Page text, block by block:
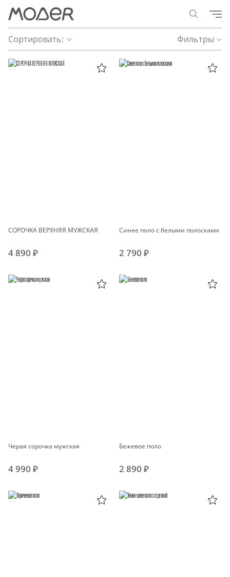
Сортировать: Фильтры
СОРОЧКА ВЕРХНЯЯ МУЖСКАЯ
4 890 ₽
Синее поло с белыми полосками
2 790 ₽
Черая сорочка мужская
4 990 ₽
Бежевое поло
2 890 ₽